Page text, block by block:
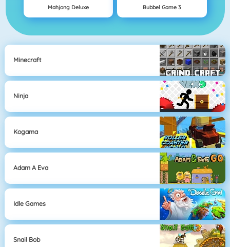
Mahjong Deluxe Bubbel Game 3
Minecraft
Ninja
Kogama
Adam A Eva
Idle Games
Snail Bob